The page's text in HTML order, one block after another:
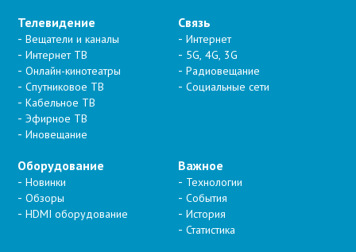
Телевидение
Вещатели и каналы
Интернет ТВ
Онлайн-кинотеатры
Спутниковое ТВ
Кабельное ТВ
Эфирное ТВ
Иновещание
Связь
Интернет
5G, 4G, 3G
Радиовещание
Социальные сети
Оборудование
Новинки
Обзоры
HDMI оборудование
Важное
Технологии
События
История
Статистика